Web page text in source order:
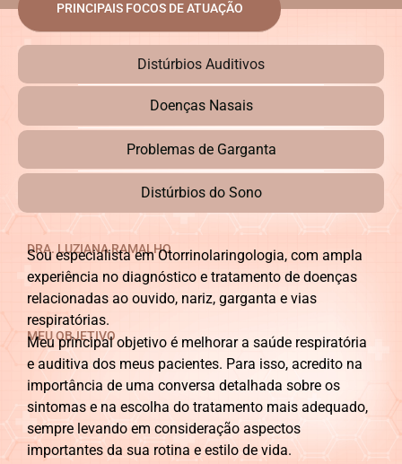
PRINCIPAIS FOCOS DE ATUAÇÃO
DRA. LUZIANA RAMALHO
Sou especialista em Otorrinolaringologia, com ampla
experiência no diagnóstico e tratamento de doenças
relacionadas ao ouvido, nariz, garganta e vias
respiratórias.
MEU OBJETIVO
Meu principal objetivo é melhorar a saúde respiratória
e auditiva dos meus pacientes. Para isso, acredito na
importância de uma conversa detalhada sobre os
sintomas e na escolha do tratamento mais adequado,
sempre levando em consideração aspectos
importantes da sua rotina e estilo de vida.
Distúrbios Auditivos
Doenças Nasais
Problemas de Garganta
Distúrbios do Sono